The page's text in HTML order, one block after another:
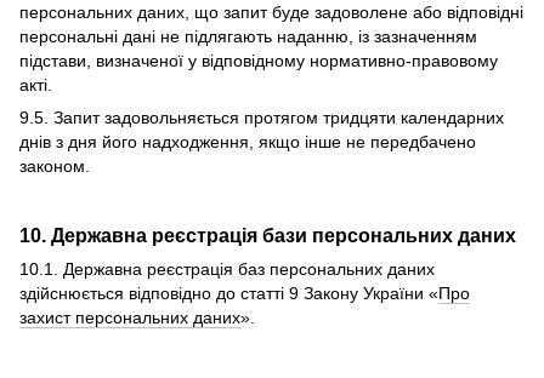
персональних даних, що запит буде задоволене або відповідні
персональні дані не підлягають наданню, із зазначенням
підстави, визначеної у відповідному нормативно-правовому
акті.
9.5. Запит задовольняється протягом тридцяти календарних
днів з дня його надходження, якщо інше не передбачено
законом.
10. Державна реєстрація бази персональних даних
10.1. Державна реєстрація баз персональних даних
здійснюється відповідно до статті 9 Закону України «Про
захист персональних даних».